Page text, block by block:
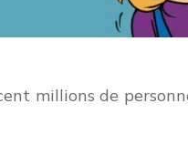
millions de